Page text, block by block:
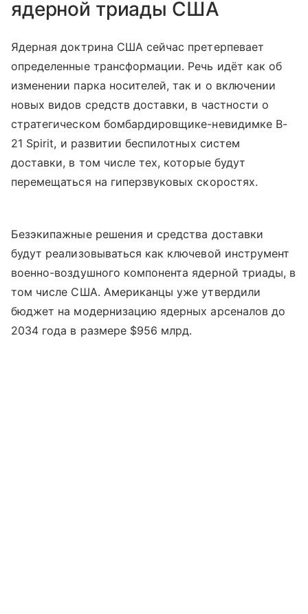
ядерной триады США
Ядерная доктрина США сейчас претерпевает
определенные трансформации. Речь идёт как об
изменении парка носителей, так и о включении
новых видов средств доставки, в частности о
стратегическом бомбардировщике-невидимке B-
21 Spirit, и развитии беспилотных систем
доставки, в том числе тех, которые будут
перемещаться на гиперзвуковых скоростях.
Безэкипажные решения и средства доставки
будут реализовываться как ключевой инструмент
военно-воздушного компонента ядерной триады, в
том числе США. Американцы уже утвердили
бюджет на модернизацию ядерных арсеналов до
2034 года в размере $956 млрд.